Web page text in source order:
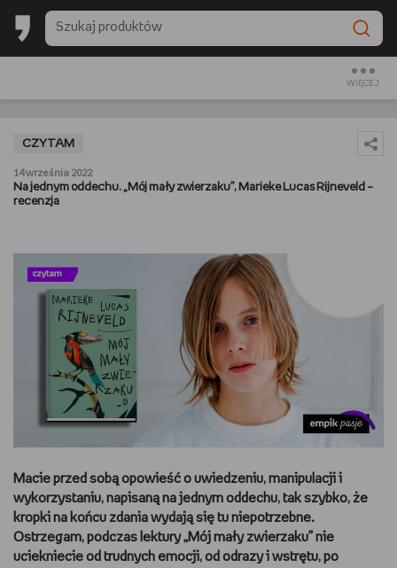
WIĘCEJ
BACK TO SCHOOL
SŁUCHAM
RANKINGI
BACK TO SCHOOL
PREZENTOWNIKI
GOTUJĘ
DBAM O URODĘ
TRENUJĘ
URZĄDZAM I DEKORUJĘ
MAM ZWIERZĘTA
CZYTAM
14 września 2022
Na jednym oddechu. „Mój mały zwierzaku”, Marieke Lucas Rijneveld –
recenzja
Macie przed sobą opowieść o uwiedzeniu, manipulacji i
wykorzystaniu, napisaną na jednym oddechu, tak szybko, że
kropki na końcu zdania wydają się tu niepotrzebne.
Ostrzegam, podczas lektury „Mój mały zwierzaku” nie
uciekniecie od trudnych emocji, od odrazy i wstrętu, po